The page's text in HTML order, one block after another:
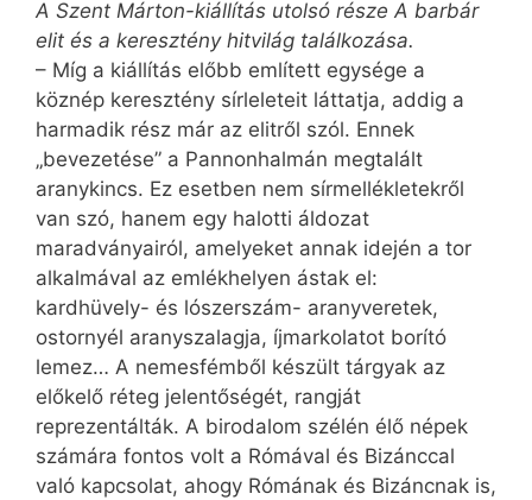
A Szent Márton-kiállítás utolsó része A barbár
elit és a keresztény hitvilág találkozása.
– Míg a kiállítás előbb említett egysége a
köznép keresztény sírleleteit láttatja, addig a
harmadik rész már az elitről szól. Ennek
„bevezetése” a Pannonhalmán megtalált
aranykincs. Ez esetben nem sírmellékletekről
van szó, hanem egy halotti áldozat
maradványairól, amelyeket annak idején a tor
alkalmával az emlékhelyen ástak el:
kardhüvely- és lószerszám- aranyveretek,
ostornyél aranyszalagja, íjmarkolatot borító
lemez… A nemesfémből készült tárgyak az
előkelő réteg jelentőségét, rangját
reprezentálták. A birodalom szélén élő népek
számára fontos volt a Rómával és Bizánccal
való kapcsolat, ahogy Rómának és Bizáncnak is,